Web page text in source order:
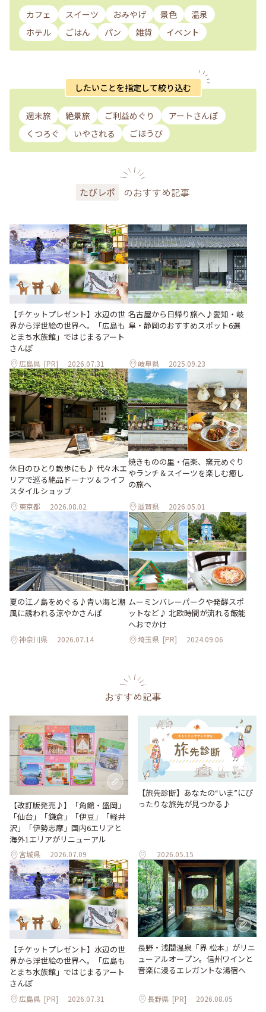
カフェ スイーツ おみやげ 景色
温泉
ホテル
ごはん パン 雑貨 イベント
したいことを指定して絞り込む
週末旅 絶景旅 ご利益めぐり
アートさんぽ
くつろぐ
いやされる ごほうび
たびレポ のおすすめ記事
【チケットプレゼント】水辺の世
界から浮世絵の世界へ。「広島も
とまち水族館」ではじまるアート
さんぽ
広島県 [PR] 2026.07.31
名古屋から日帰り旅へ♪愛知・岐
阜・静岡のおすすめスポット6選
岐阜県 2025.09.23
休日のひとり散歩にも♪ 代々木エ
リアで巡る絶品ドーナツ＆ライフ
スタイルショップ
東京都 2026.08.02
焼きものの里・信楽、窯元めぐり
やランチ＆スイーツを楽しむ癒し
の旅へ
滋賀県 2026.05.01
夏の江ノ島をめぐる♪青い海と潮
風に誘われる涼やかさんぽ
神奈川県 2026.07.14
ムーミンバレーパークや発酵スポ
ットなど♪ 北欧時間が流れる飯能
へおでかけ
埼玉県 [PR] 2024.09.06
おすすめ記事
【改訂版発売♪】「角館・盛岡」
「仙台」「鎌倉」「伊豆」「軽井
沢」「伊勢志摩」国内6エリアと
海外1エリアがリニューアル
宮城県 2026.07.09
【旅先診断】あなたの“いま”にぴ
ったりな旅先が見つかる♪
2026.05.15
【チケットプレゼント】水辺の世
界から浮世絵の世界へ。「広島も
とまち水族館」ではじまるアート
さんぽ
広島県 [PR] 2026.07.31
長野・浅間温泉「界 松本」がリニ
ューアルオープン。信州ワインと
音楽に浸るエレガントな湯宿へ
長野県 [PR] 2026.08.05